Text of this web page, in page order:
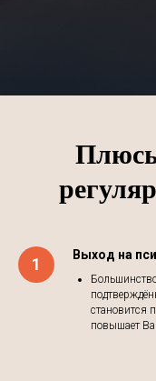
Выход на
становится
повышает